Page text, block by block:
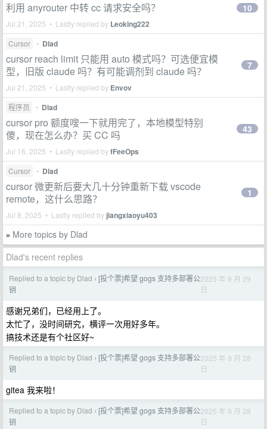
利用 anyrouter 中转 cc 请求安全吗？
Jul 21, 2025 • Lastly replied by Leoking222
10
Cursor • Dlad
cursor reach limit 只能用 auto 模式吗？可选便宜模
型，旧版 claude 吗？有可能调剂到 claude 吗？
Jul 21, 2025 • Lastly replied by Envov
7
程序员 • Dlad
cursor pro 额度嗖一下就用完了，本地模型特别
傻，现在怎么办？买 CC 吗
Jul 16, 2025 • Lastly replied byfFeeOps
43
Cursor • Dlad
cursor 微更新后要大几十分钟重新下载 vscode
remote，这什么思路？
Jul 8, 2025 • Lastly replied by jiangxiaoyu403
1
» More topics by Dlad
Dlad's recent replies
Replied to a topic by Dlad › [投个票]希望 gogs 支持多部署公
钥
2025 年 9 月 29
日
感谢兄弟们，已经用上了。
太忙了，没时间研究，横评一次用好多年。
搞技术还是有个社区好~
Replied to a topic by Dlad › [投个票]希望 gogs 支持多部署公
钥
2025 年 9 月 28
日
gitea 我来啦！
Replied to a topic by Dlad › [投个票]希望 gogs 支持多部署公
钥
2025 年 9 月 28
日